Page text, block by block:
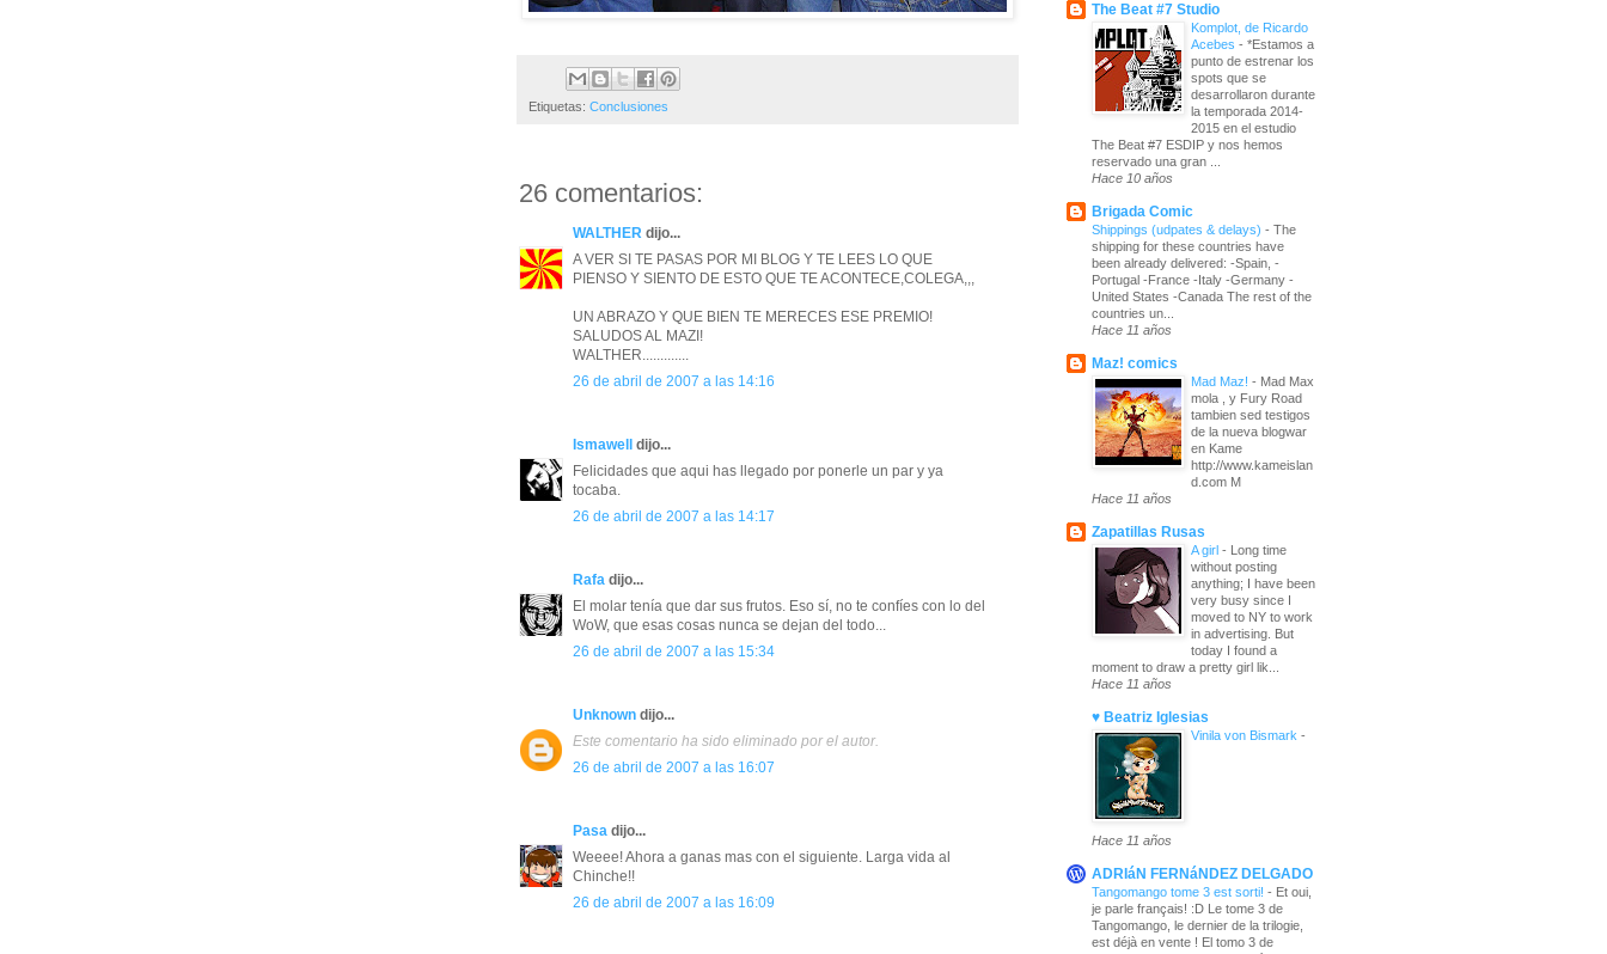
Etiquetas: Conclusiones
26 comentarios:
WALTHER dijo...
A VER SI TE PASAS POR MI BLOG Y TE LEES LO QUE
PIENSO Y SIENTO DE ESTO QUE TE ACONTECE,COLEGA,,,
UN ABRAZO Y QUE BIEN TE MERECES ESE PREMIO!
SALUDOS AL MAZI!
WALTHER.............
26 de abril de 2007 a las 14:16
Ismawell
dijo...
Felicidades que aqui has llegado por ponerle un par y ya
tocaba.
26 de abril de 2007 a las 14:17
Rafa dijo...
El molar tenía que dar sus frutos. Eso sí, no te confíes con lo del
WoW, que esas cosas nunca se dejan del todo...
26 de abril de 2007 a las 15:34
Unknown dijo...
Este comentario ha sido eliminado por el autor.
26 de abril de 2007 a las 16:07
Pasa dijo...
Weeee! Ahora a ganas mas con el siguiente. Larga vida al
Chinche!!
26 de abril de 2007 a las 16:09
The Beat #7 Studio
Komplot, de Ricardo
Acebes - *Estamos a
punto de estrenar los
spots que se
desarrollaron durante
la temporada 2014-
2015 en el estudio
The Beat #7 ESDIP y nos hemos
reservado una gran ...
Hace 10 años
Brigada Comic
Shippings (udpates & delays) - The
shipping for these countries have
been already delivered: -Spain, -
Portugal -France -Italy -Germany -
United States -Canada The rest of the
countries un...
Hace 11 años
Maz! comics
Mad Maz! - Mad Max
mola , y Fury Road
tambien sed testigos
de la nueva blogwar
en Kame
http://www.kameislan
d.com M
Hace 11 años
Zapatillas Rusas
A girl -
Long time
without posting
anything; I have been
very busy since I
moved to NY to work
in advertising. But
today I found a
moment to draw a pretty girl lik...
Hace 11 años
♥ Beatriz Iglesias
Vinila von Bismark -
Hace 11 años
ADRIáN FERNáNDEZ DELGADO
Tangomango tome 3 est sorti! - Et oui,
je parle français! :D Le tome 3 de
Tangomango, le dernier de la trilogie,
est déjà en vente ! El tomo 3 de